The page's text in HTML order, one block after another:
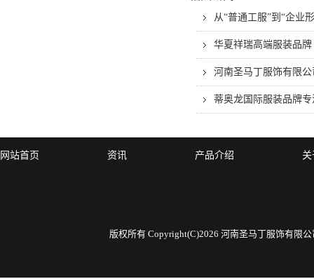
从“普通工服”到“企业
华夏祥瑞高端服装品牌
河南圣马丁服饰有限公
蒂奥龙国际服装品牌
网站首页 资讯 产品介绍
版权所有 Copyright(C)2026 河南圣马丁服饰有限